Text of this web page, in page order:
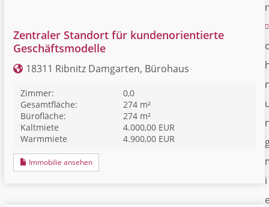
Zentraler Standort für kundenorientierte
Geschäftsmodelle
18311 Ribnitz Damgarten, Bürohaus
Zimmer:
0,0
Gesamtfläche:
274 m²
Bürofläche:
274 m²
Kaltmiete
4.000,00 EUR
Warmmiete
4.900,00 EUR
Immobilie ansehen
i